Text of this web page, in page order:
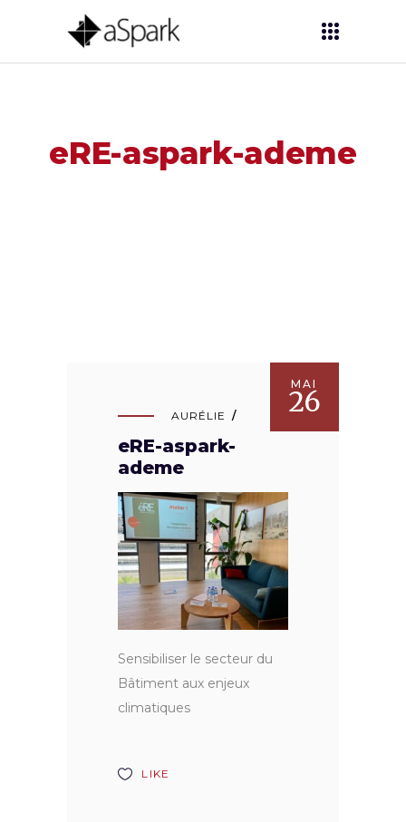
eRE-aspark-ademe
MAI
26
AURÉLIE
eRE-aspark-
ademe
Sensibiliser le secteur du
Bâtiment aux enjeux
climatiques
LIKE